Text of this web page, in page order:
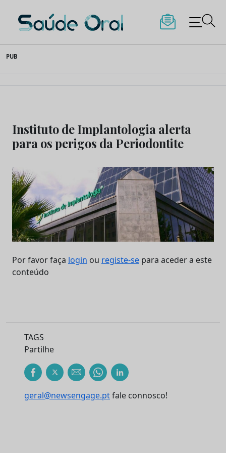
to
content
Saúde Oral
PUB
Instituto de Implantologia alerta
para os perigos da Periodontite
Por favor faça login ou registe-se para aceder a este
conteúdo
TAGS
Partilhe
geral@newsengage.ptfale connosco!